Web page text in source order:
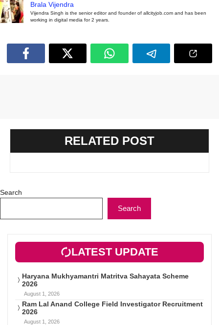
Brala Vijendra
Vijendra Singh is the senior editor and founder of allcityjob.com and has been
working in digital media for 2 years.
RELATED POST
Search
Search
LATEST UPDATE
Haryana Mukhyamantri Matritva Sahayata Scheme
2026
August 1, 2026
Ram Lal Anand College Field Investigator Recruitment
2026
August 1, 2026